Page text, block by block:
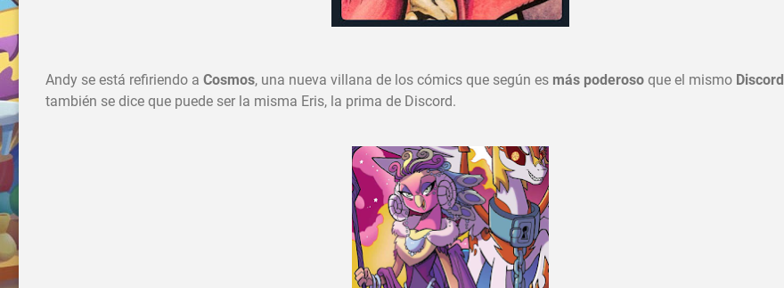
Andy se está refiriendo a Cosmos, una nueva villana de los cómics que según es más poderoso que el mismo Discord
también se dice que puede ser la misma Eris, la prima de Discord.